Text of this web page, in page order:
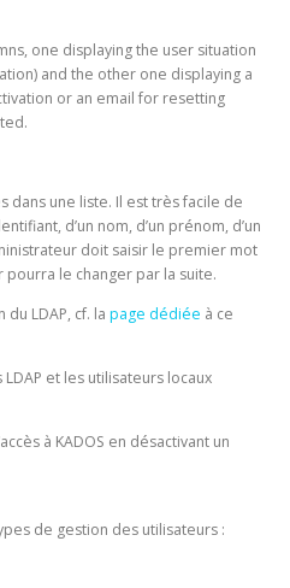
one displaying the user situation
and the other one displaying a
or an email for resetting
dans une liste. Il est très facile de
d’un nom, d’un prénom, d’un
doit saisir le premier mot
pourra le changer par la suite.
LDAP, cf. la page dédiée à ce
et les utilisateurs locaux
à KADOS en désactivant un
de gestion des utilisateurs :